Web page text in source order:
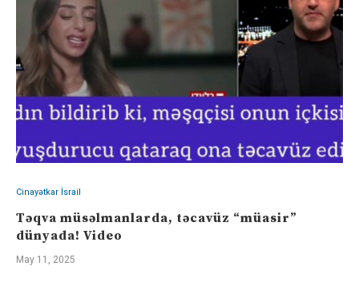
Cinayətkar İsrail
Təqva müsəlmanlarda, təcavüz “müasir”
dünyada! Video
May 11, 2025